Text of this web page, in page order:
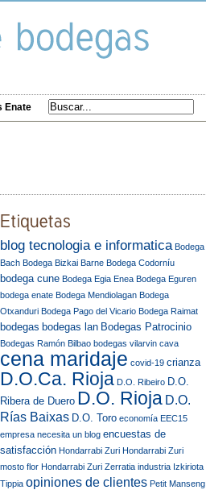
Enate
blog tecnologia e informatica Bodega
Bach Bodega Bizkai Barne Bodega Codorníu
bodega cune Bodega Egia Enea Bodega Eguren
bodega enate Bodega Mendiolagan Bodega
Otxanduri Bodega Pago del Vicario Bodega Raimat
bodegas bodegas lan Bodegas Patrocinio
Bodegas Ramón Bilbao bodegas vilarvin cava
cena maridaje covid-19 crianza
D.O.Ca. Rioja D.O. Ribeiro D.O.
Ribera de Duero D.O. Rioja D.O.
Rías Baixas D.O. Toro economía EEC15
empresa necesita un blog encuestas de
satisfacción Hondarrabi Zuri Hondarrabi Zuri
mosto flor Hondarrabi Zuri Zerratia industria Izkiriota
Tippia opiniones de clientes Petit Manseng